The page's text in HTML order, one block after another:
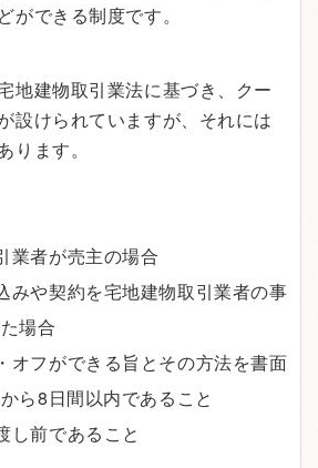
ができる制度です。
地建物取引業法に基づき、クー
設けられていますが、それには
ります。
業者が売主の場合
みや契約を宅地建物取引業者の事
場合
オフができる旨とその方法を書面
ら8日間以内であること
し前であること